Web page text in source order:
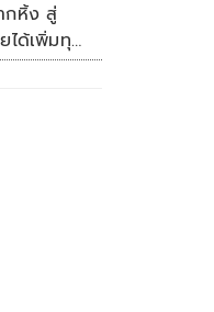
กหิ้ง สู่
ได้เพิ่มทุก